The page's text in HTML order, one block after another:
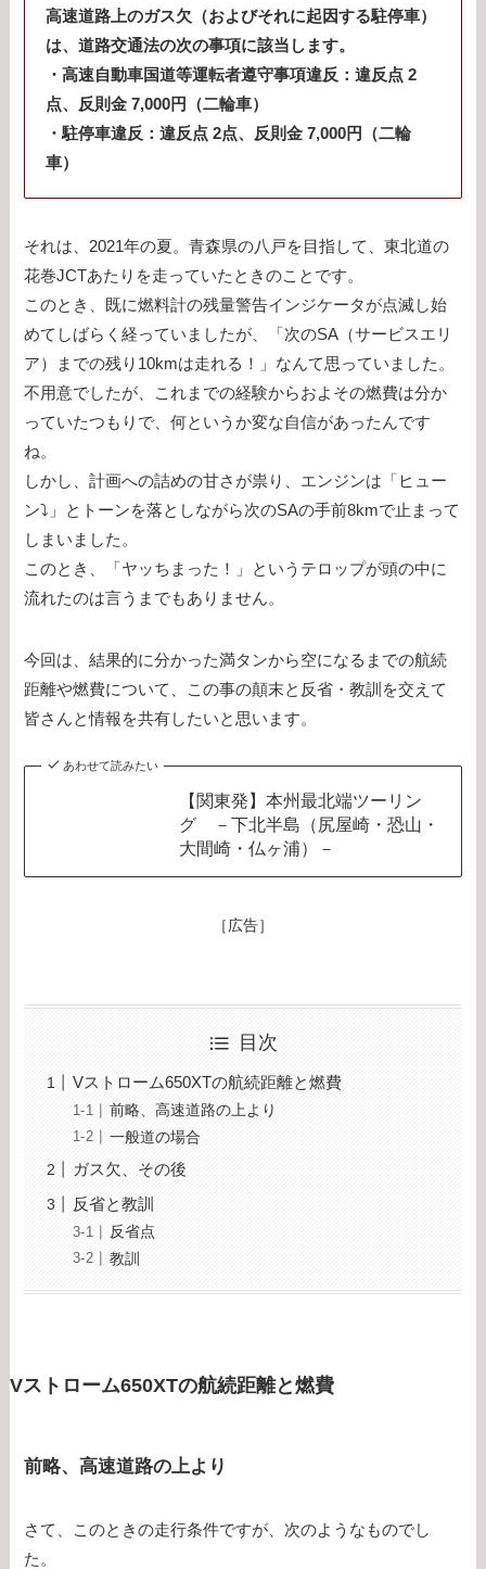
高速道路上のガス欠（およびそれに起因する駐停車）
は、道路交通法の次の事項に該当します。
・高速自動車国道等運転者遵守事項違反：違反点 2
点、反則金 7,000円（二輪車）
・駐停車違反：違反点 2点、反則金 7,000円（二輪
車）
それは、2021年の夏。青森県の八戸を目指して、東北道の
花巻JCTあたりを走っていたときのことです。
このとき、既に燃料計の残量警告インジケータが点滅し始
めてしばらく経っていましたが、「次のSA（サービスエリ
ア）までの残り10kmは走れる！」なんて思っていました。
不用意でしたが、これまでの経験からおよその燃費は分か
っていたつもりで、何というか変な自信があったんです
ね。
しかし、計画への詰めの甘さが祟り、エンジンは「ヒュー
ン⤵」とトーンを落としながら次のSAの手前8kmで止まって
しまいました。
このとき、「ヤッちまった！」というテロップが頭の中に
流れたのは言うまでもありません。
今回は、結果的に分かった満タンから空になるまでの航続
距離や燃費について、この事の顛末と反省・教訓を交えて
皆さんと情報を共有したいと思います。
あわせて読みたい
【関東発】本州最北端ツーリン
グ －下北半島（尻屋崎・恐山・
大間崎・仏ヶ浦）－
［広告］
目次
Vストローム650XTの航続距離と燃費
前略、高速道路の上より
一般道の場合
ガス欠、その後
反省と教訓
反省点
教訓
Vストローム650XTの航続距離と燃費
前略、高速道路の上より
さて、このときの走行条件ですが、次のようなものでし
た。